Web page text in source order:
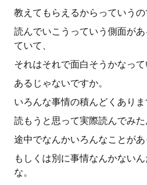
教えてもらえるからっていうの
読んでいこうっていう側面が
ていて、
それはそれで面白そうかなって
あるじゃないですか。
いろんな事情の積んどくありま
読もうと思って実際読んでみた
途中でなんかいろんなことがあ
もしくは別に事情なんかない
な。